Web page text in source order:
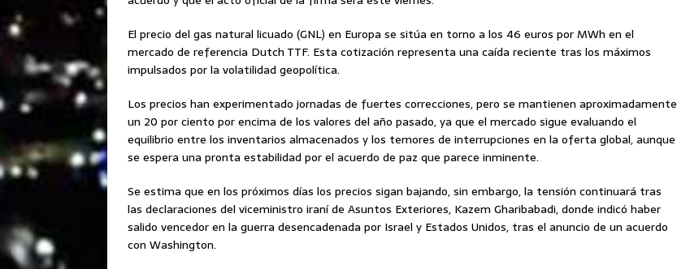
El precio del gas natural licuado (GNL) en Europa se sitúa en torno a los 46 euros por MWh en el
mercado de referencia Dutch TTF. Esta cotización representa una caída reciente tras los máximos
impulsados por la volatilidad geopolítica.
Los precios han experimentado jornadas de fuertes correcciones, pero se mantienen aproximadamente
un 20 por ciento por encima de los valores del año pasado, ya que el mercado sigue evaluando el
equilibrio entre los inventarios almacenados y los temores de interrupciones en la oferta global, aunque
se espera una pronta estabilidad por el acuerdo de paz que parece inminente.
Se estima que en los próximos días los precios sigan bajando, sin embargo, la tensión continuará tras
las declaraciones del viceministro iraní de Asuntos Exteriores, Kazem Gharibabadi, donde indicó haber
salido vencedor en la guerra desencadenada por Israel y Estados Unidos, tras el anuncio de un acuerdo
con Washington.